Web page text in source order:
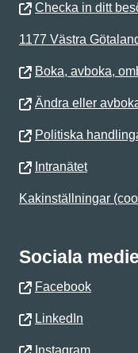
Checka in ditt
1177 Västra
Boka, avboka,
Ändra eller
Politiska
Intranätet
Kakinställningar
Sociala
Facebook
LinkedIn
Instagram